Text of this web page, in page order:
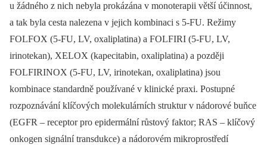
u žádného z nich nebyla prokázána v monoterapii větší účinnost,
a tak byla cesta nalezena v jejich kombinaci s 5-FU. Režimy
FOLFOX (5-FU, LV, oxaliplatina) a FOLFIRI (5-FU, LV,
irinotekan), XELOX (kapecitabin, oxaliplatina) a později
FOLFIRINOX (5-FU, LV, irinotekan, oxaliplatina) jsou
kombinace standardně používané v klinické praxi. Postupné
rozpoznávání klíčových molekulárních struktur v nádorové buňce
(EGFR –⁠ receptor pro epidermální růstový faktor; RAS –⁠ klíčový
onkogen signální transdukce) a nádorovém mikroprostředí